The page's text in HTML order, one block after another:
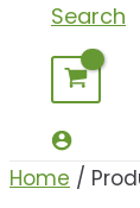
Search
Home /